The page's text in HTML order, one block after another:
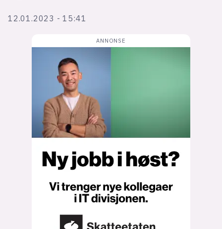
12.01.2023 - 15:41